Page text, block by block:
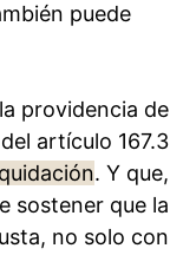
puede
providencia de
artículo 167.3
. Y que,
sostener que la
no solo con